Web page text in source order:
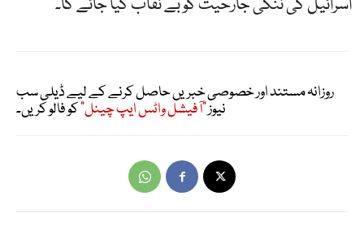
اسرائیل کی ننگی جارحیت کو بے نقاب کیا جائے گا۔
روزانہ مستند اور خصوصی خبریں حاصل کرنے کے لیے ڈیلی سب
نیوز"آفیشل واٹس ایپ چینل"کو فالو کریں۔